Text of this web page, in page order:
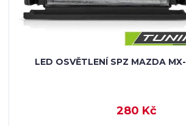
LED OSVĚTLENÍ SPZ MAZDA
280 Kč